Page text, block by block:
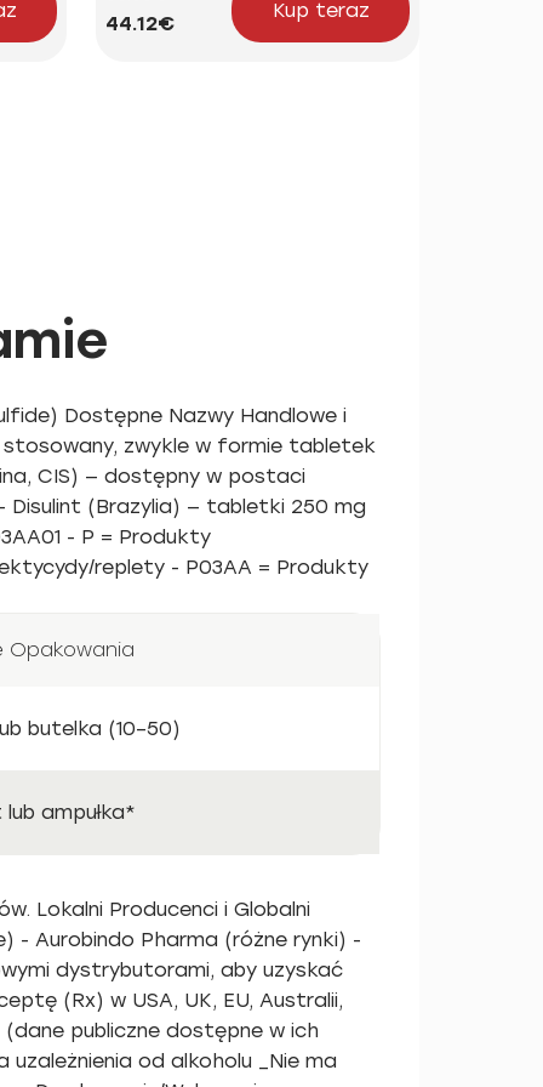
44.12€
Kup teraz
Dostępne Nazwy Handlowe i
stosowany, zwykle w formie tabletek
CIS) — dostępny w postaci
(Brazylia) — tabletki 250 mg
- P = Produkty
replety - P03AA = Produkty
Opakowania
butelka (10–50)
ampułka*
Lokalni Producenci i Globalni
- Aurobindo Pharma (różne rynki) -
dystrybutorami, aby uzyskać
(Rx) w USA, UK, EU, Australii,
(dane publiczne dostępne w ich
od alkoholu _Nie ma